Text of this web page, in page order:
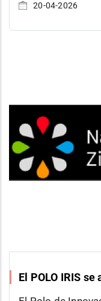
20-04-2026
El POLO IRIS